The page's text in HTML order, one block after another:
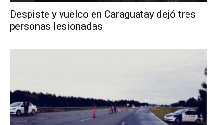
Despiste y vuelco en Caraguatay dejó tres
personas lesionadas